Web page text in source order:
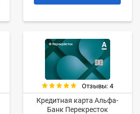
Отзывы: 4
Кредитная карта Альфа-
Банк Перекресток